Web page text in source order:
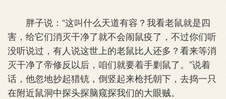
胖子说：“这叫什么天道有容？我看老鼠就是四
害，给它们消灭干净了就不会闹鼠疫了，不过你们听
没听说过，有人说这世上的老鼠比人还多？看来等消
灭干净了帝修反以后，咱们就要着手剿鼠了。”说着
话，他忽地抄起猎铳，倒竖起来枪托朝下，去捣一只
在附近鼠洞中探头探脑窥探我们的大眼贼。